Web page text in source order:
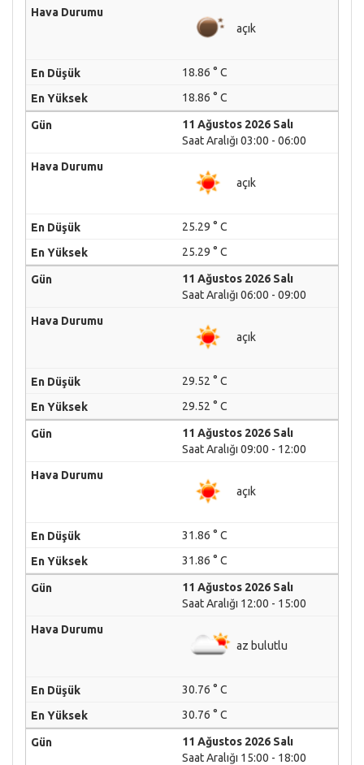
açık
18.86 ° C
18.86 ° C
11 Ağustos 2026 Salı
Saat Aralığı 03:00 - 06:00
açık
25.29 ° C
25.29 ° C
11 Ağustos 2026 Salı
Saat Aralığı 06:00 - 09:00
açık
29.52 ° C
29.52 ° C
11 Ağustos 2026 Salı
Saat Aralığı 09:00 - 12:00
açık
31.86 ° C
31.86 ° C
11 Ağustos 2026 Salı
Saat Aralığı 12:00 - 15:00
az bulutlu
30.76 ° C
30.76 ° C
11 Ağustos 2026 Salı
Saat Aralığı 15:00 - 18:00